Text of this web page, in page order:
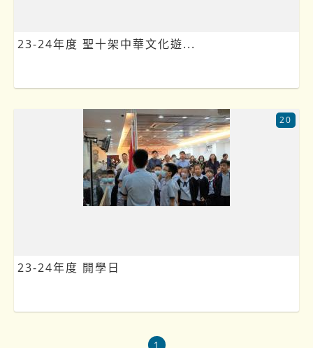
23-24年度 聖十架中華文化遊...
23-24年度 開學日
20
1